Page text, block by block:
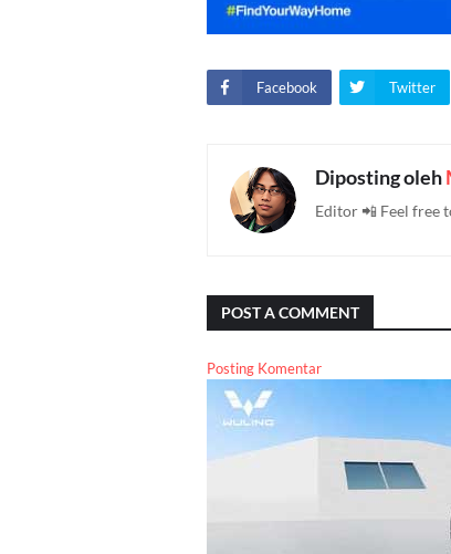
Facebook Twitter
Diposting oleh
Editor 📲 Feel free
POST A COMMENT
Posting Komentar